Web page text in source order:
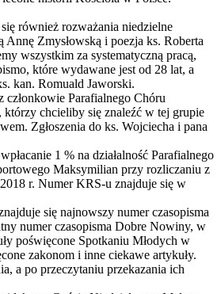
również rozważania niedzielne
Annę Zmysłowską i poezja ks. Roberta
wszystkim za systematyczną pracą,
które wydawane jest od 28 lat, a
kan. Romuald Jaworski.
członkowie Parafialnego Chóru
którzy chcieliby się znaleźć w tej grupie
Zgłoszenia do ks. Wojciecha i pana
1 % na działalność Parafialnego
Maksymilian przy rozliczaniu z
r. Numer KRS-u znajduje się w
się najnowszy numer czasopisma
numer czasopisma Dobre Nowiny, w
poświęcone Spotkaniu Młodych w
zakonom i inne ciekawe artykuły.
a po przeczytaniu przekazania ich